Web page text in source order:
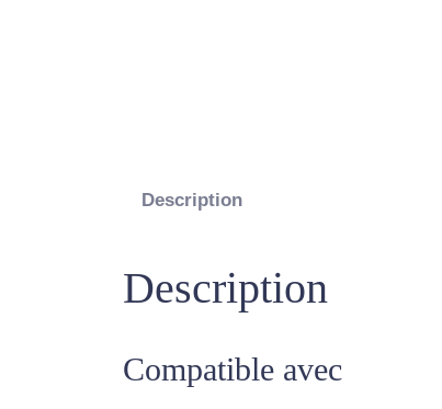
Description
Description
Compatible avec